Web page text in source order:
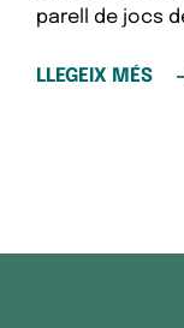
parell de jocs
LLEGEIX MÉS